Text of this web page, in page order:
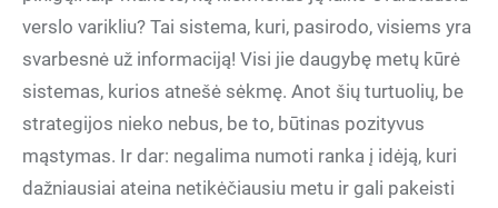
verslo varikliu? Tai sistema, kuri, pasirodo, visiems yra
svarbesnė už informaciją! Visi jie daugybę metų kūrė
sistemas, kurios atnešė sėkmę. Anot šių turtuolių, be
strategijos nieko nebus, be to, būtinas pozityvus
mąstymas. Ir dar: negalima numoti ranka į idėją, kuri
dažniausiai ateina netikėčiausiu metu ir gali pakeisti